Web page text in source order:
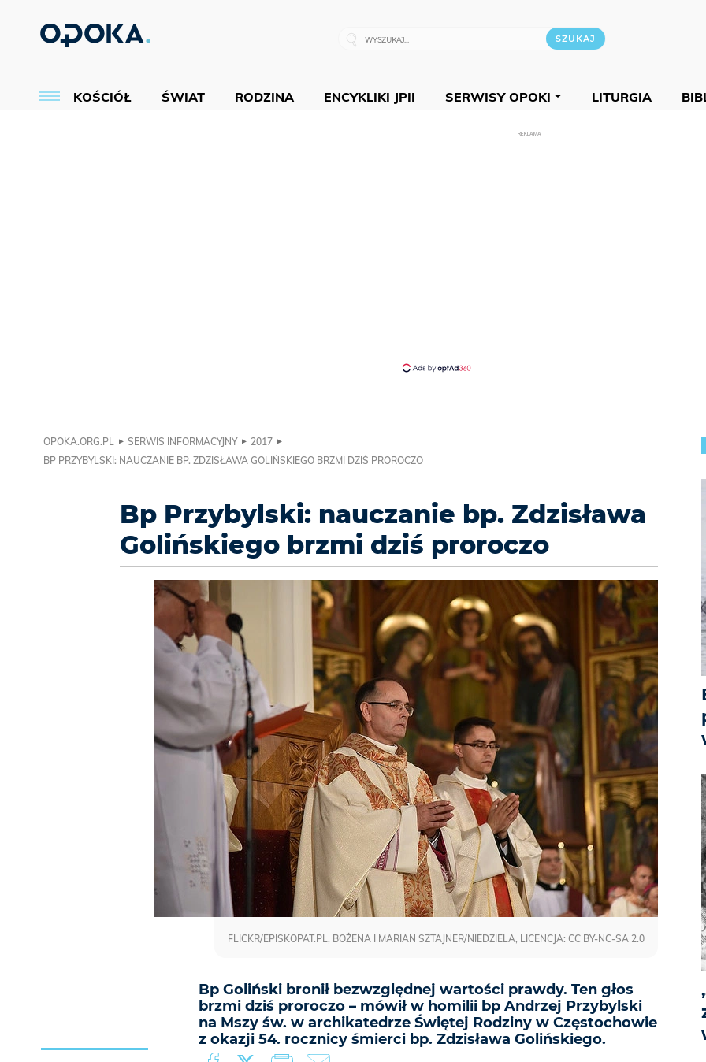
KOŚCIÓŁ ŚWIAT RODZINA ENCYKLIKI JPII SERWISY OPOKI LITURGIA
REKLAMA
OPOKA.ORG.PL SERWIS INFORMACYJNY
2017
BP PRZYBYLSKI: NAUCZANIE BP. ZDZISŁAWA GOLIŃSKIEGO BRZMI DZIŚ PROROCZO
Bp Przybylski: nauczanie bp. Zdzisława
Golińskiego brzmi dziś proroczo
Bp Goliński bronił bezwzględnej wartości prawdy. Ten głos
brzmi dziś proroczo – mówił w homilii bp Andrzej Przybylski
na Mszy św. w archikatedrze Świętej Rodziny w Częstochowie
z okazji 54. rocznicy śmierci bp. Zdzisława Golińskiego.
FLICKR/EPISKOPAT.PL, BOŻENA I MARIAN SZTAJNER/NIEDZIELA, LICENCJA: CC BY-NC-SA 2.0